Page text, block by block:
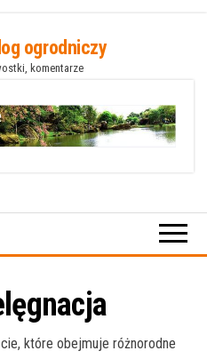
ogrodniczy
komentarze
które obejmuje różnorodne